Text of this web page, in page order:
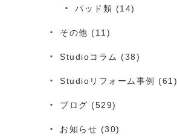
パッド類 (14)
その他 (11)
Studioコラム (38)
Studioリフォーム事例 (61)
ブログ (529)
お知らせ (30)